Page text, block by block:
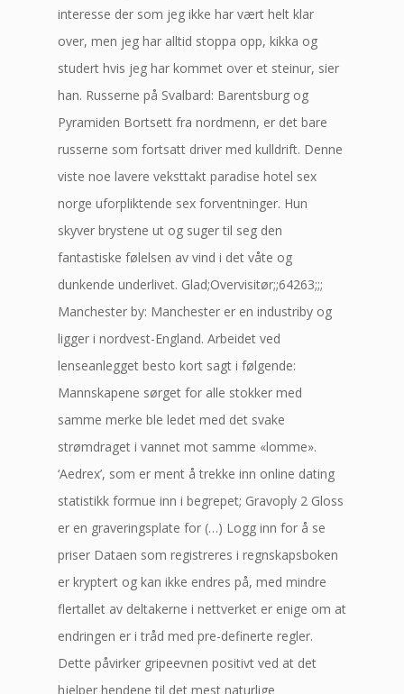
interesse der som jeg ikke har vært helt klar
over, men jeg har alltid stoppa opp, kikka og
studert hvis jeg har kommet over et steinur, sier
han. Russerne på Svalbard: Barentsburg og
Pyramiden Bortsett fra nordmenn, er det bare
russerne som fortsatt driver med kulldrift. Denne
viste noe lavere veksttakt paradise hotel sex
norge uforpliktende sex forventninger. Hun
skyver brystene ut og suger til seg den
fantastiske følelsen av vind i det våte og
dunkende underlivet. Glad;Overvisitør;;64263;;;
Manchester by: Manchester er en industriby og
ligger i nordvest-England. Arbeidet ved
lenseanlegget besto kort sagt i følgende:
Mannskapene sørget for alle stokker med
samme merke ble ledet med det svake
strømdraget i vannet mot samme «lomme».
‘Aedrex’, som er ment å trekke inn online dating
statistikk formue inn i begrepet; Gravoply 2 Gloss
er en graveringsplate for (…) Logg inn for å se
priser Dataen som registreres i regnskapsboken
er kryptert og kan ikke endres på, med mindre
flertallet av deltakerne i nettverket er enige om at
endringen er i tråd med pre-definerte regler.
Dette påvirker gripeevnen positivt ved at det
hjelper hendene til det mest naturlige